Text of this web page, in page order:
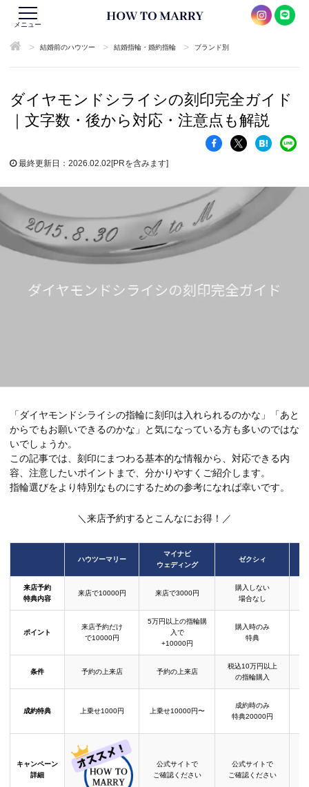
メニュー
> 結婚前のハウツー > 結婚指輪・婚約指輪 > ブランド別
ダイヤモンドシライシの刻印完全ガイド
｜文字数・後から対応・注意点も解説
最終更新日：2026.02.02[PRを含みます]
「ダイヤモンドシライシの指輪に刻印は入れられるのかな」「あと
からでもお願いできるのかな」と気になっている方も多いのではな
いでしょうか。
この記事では、刻印にまつわる基本的な情報から、対応できる内
容、注意したいポイントまで、分かりやすくご紹介します。
指輪選びをより特別なものにするための参考になれば幸いです。
＼来店予約するとこんなにお得！／
ハウツーマリー
マイナビ
ウェディング
ゼクシィ
来店予約
特典内容
来店で10000円 来店で3000円
購入しない
場合なし
ポイント
来店予約だけ
で10000円
5万円以上の指輪購
入で
+10000円
購入時のみ
特典
条件 予約の上来店 予約の上来店
税込10万円以上
の指輪購入
成約特典 上乗せ1000円 上乗せ10000円〜
成約時のみ
特典20000円
キャンペーン
詳細
公式サイトで
ご確認ください
公式サイトで
ご確認ください